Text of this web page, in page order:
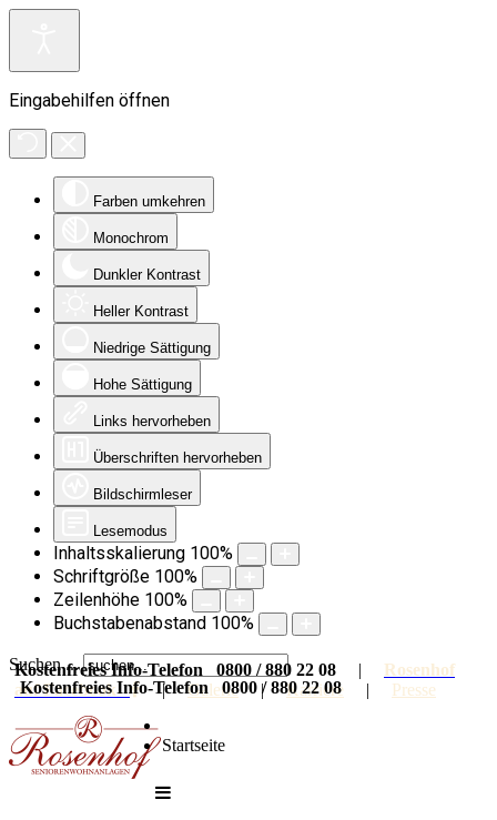
Eingabehilfen öffnen
Farben umkehren
Monochrom
Dunkler Kontrast
Heller Kontrast
Niedrige Sättigung
Hohe Sättigung
Links hervorheben
Überschriften hervorheben
Bildschirmleser
Lesemodus
Inhaltsskalierung 100%
Schriftgröße 100%
Zeilenhöhe 100%
Buchstabenabstand 100%
Suchen ...
Kostenfreies Info-Telefon 0800 / 880 22 08 | Rosenhof
auf Facebook
|Galerie|Karriere | Presse
Kostenfreies Info-Telefon 0800 / 880 22 08
Startseite